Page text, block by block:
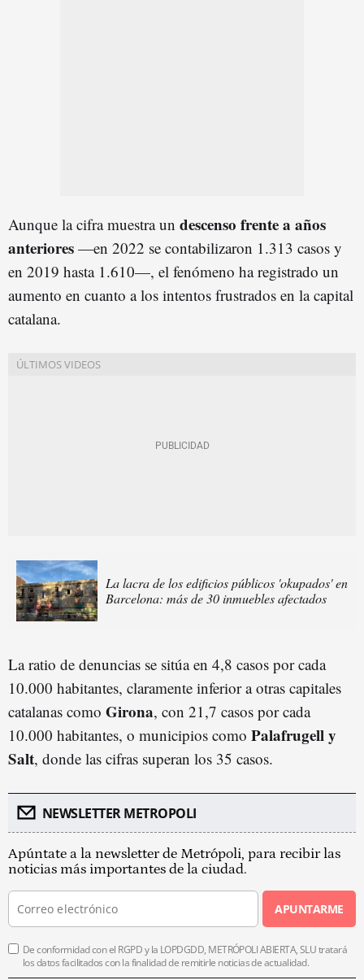
Aunque la cifra muestra un descenso frente a años
anteriores —en 2022 se contabilizaron 1.313 casos y
en 2019 hasta 1.610—, el fenómeno ha registrado un
aumento en cuanto a los intentos frustrados en la capital
catalana.
La lacra de los edificios públicos 'okupados' en
Barcelona: más de 30 inmuebles afectados
La ratio de denuncias se sitúa en 4,8 casos por cada
10.000 habitantes, claramente inferior a otras capitales
catalanas como Girona, con 21,7 casos por cada
10.000 habitantes, o municipios como Palafrugell y
Salt, donde las cifras superan los 35 casos.
NEWSLETTER METROPOLI
Apúntate a la newsletter de Metrópoli, para recibir las
noticias más importantes de la ciudad.
APUNTARME
De conformidad con el RGPD y la LOPDGDD, METRÓPOLI ABIERTA, SLU tratará
los datos facilitados con la finalidad de remitirle noticias de actualidad.